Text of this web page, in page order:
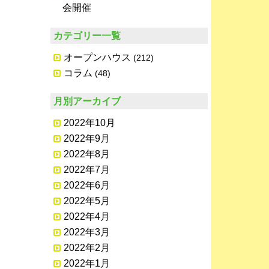
会開催
カテゴリー一覧
オープンハウス (212)
コラム (48)
月別アーカイブ
2022年10月
2022年9月
2022年8月
2022年7月
2022年6月
2022年5月
2022年4月
2022年3月
2022年2月
2022年1月